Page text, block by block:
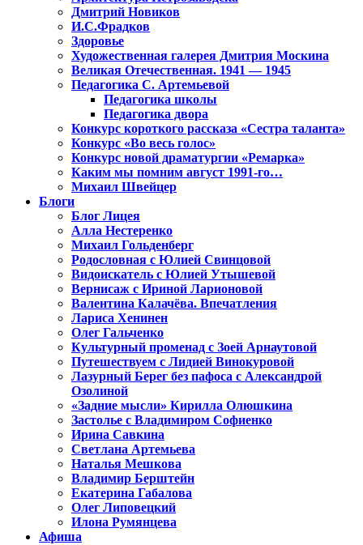
Дмитрий Новиков
И.С.Фрадков
Здоровье
Художественная галерея Дмитрия Москина
Великая Отечественная. 1941 — 1945
Педагогика С. Артемьевой
Педагогика школы
Педагогика двора
Конкурс короткого рассказа «Сестра таланта»
Конкурс «Во весь голос»
Конкурс новой драматургии «Ремарка»
Каким мы помним август 1991-го…
Михаил Швейцер
Блоги
Блог Лицея
Алла Нестеренко
Михаил Гольденберг
Родословная с Юлией Свинцовой
Видоискатель с Юлией Утышевой
Вернисаж с Ириной Ларионовой
Валентина Калачёва. Впечатления
Лариса Хенинен
Олег Гальченко
Культурный променад с Зоей Арнаутовой
Путешествуем с Лидией Винокуровой
Лазурный Берег без пафоса с Александрой
Озолиной
«Задние мысли» Кирилла Олюшкина
Застолье с Владимиром Софиенко
Ирина Савкина
Светлана Артемьева
Наталья Мешкова
Владимир Берштейн
Екатерина Габалова
Олег Липовецкий
Илона Румянцева
Афиша